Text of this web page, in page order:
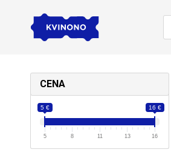
CENA
5 € 16 €
5 8 11 13 16